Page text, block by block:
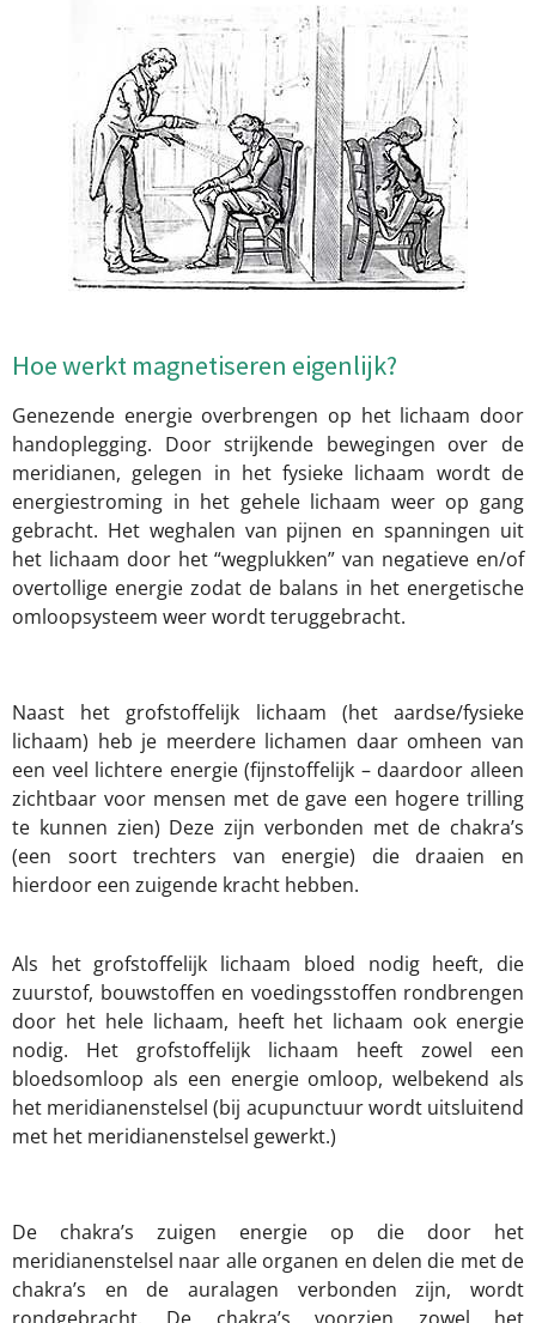
Hoe werkt magnetiseren eigenlijk?
Genezende energie overbrengen op het lichaam door
handoplegging. Door strijkende bewegingen over de
meridianen, gelegen in het fysieke lichaam wordt de
energiestroming in het gehele lichaam weer op gang
gebracht. Het weghalen van pijnen en spanningen uit
het lichaam door het “wegplukken” van negatieve en/of
overtollige energie zodat de balans in het energetische
omloopsysteem weer wordt teruggebracht.
Naast het grofstoffelijk lichaam (het aardse/fysieke
lichaam) heb je meerdere lichamen daar omheen van
een veel lichtere energie (fijnstoffelijk – daardoor alleen
zichtbaar voor mensen met de gave een hogere trilling
te kunnen zien) Deze zijn verbonden met de chakra’s
(een soort trechters van energie) die draaien en
hierdoor een zuigende kracht hebben.
Als het grofstoffelijk lichaam bloed nodig heeft, die
zuurstof, bouwstoffen en voedingsstoffen rondbrengen
door het hele lichaam, heeft het lichaam ook energie
nodig. Het grofstoffelijk lichaam heeft zowel een
bloedsomloop als een energie omloop, welbekend als
het meridianenstelsel (bij acupunctuur wordt uitsluitend
met het meridianenstelsel gewerkt.)
De chakra’s zuigen energie op die door het
meridianenstelsel naar alle organen en delen die met de
chakra’s en de auralagen verbonden zijn, wordt
rondgebracht. De chakra’s voorzien zowel het